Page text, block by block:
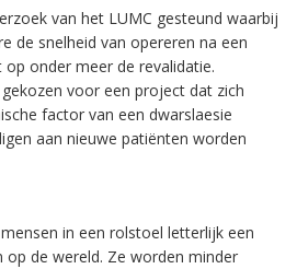
van het LUMC gesteund waarbij
de snelheid van opereren na een
onder meer de revalidatie.
voor een project dat zich
factor van een dwarslaesie
aan nieuwe patiënten worden
in een rolstoel letterlijk een
op de wereld. Ze worden minder